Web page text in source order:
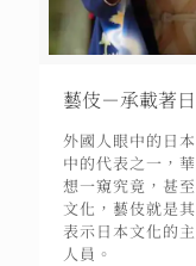
藝伎－承載著
外國人眼中的日
中的代表之一，
想一窺究竟，甚
文化，藝伎就是
表示日本文化的
人員。